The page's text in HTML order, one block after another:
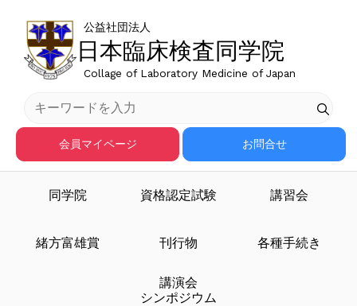
日本臨床検査同学院
公益社団法人
Collage of Laboratory Medicine of Japan
会員マイページ お問合せ
同学院 資格認定試験 講習会
緒方富雄賞 刊行物 各種手続き
講演会
シンポジウム